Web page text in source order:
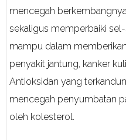
mencegah
sekaligus memperbaiki
mampu dalam
penyakit jantung, kanker
Antioksidan yang
mencegah penyumbatan
oleh kolesterol.